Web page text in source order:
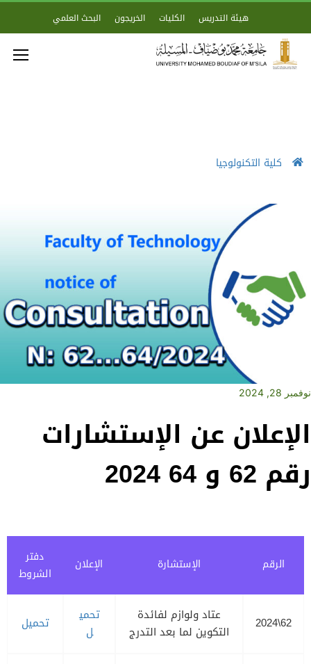
هيئة التدريس الكليات الخريجون البحث العلمي
كلية التكنولوجيا
نوفمبر 28, 2024
الإعلان عن الإستشارات
رقم 62 و 64 2024
الرقم الإستشارة الإعلان
دفتر
الشروط
62\2024
عتاد ولوازم لفائدة
التكوين لما بعد التدرج
تحمي
ل
تحميل